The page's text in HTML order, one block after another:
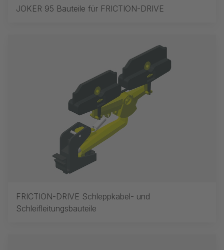
JOKER 95 Bauteile für FRICTION-DRIVE
FRICTION-DRIVE Schleppkabel- und
Schleifleitungsbauteile